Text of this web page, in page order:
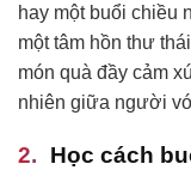
hay một buổi chiều
một tâm hồn thư
món quà đầy cảm
nhiên giữa người
Học cách